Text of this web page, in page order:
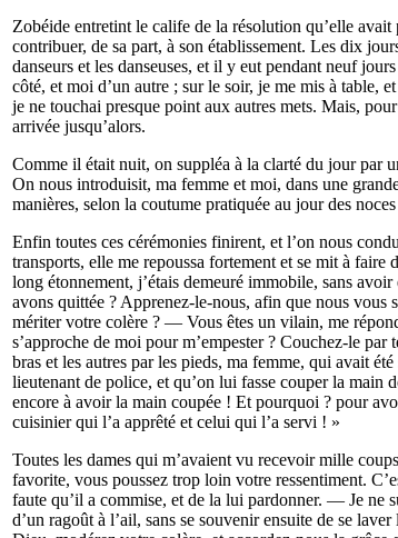
Zobéide entretint le calife de la résolution qu’elle
contribuer, de sa part, à son établissement. Les dix
danseurs et les danseuses, et il y eut pendant neuf
côté, et moi d’un autre ; sur le soir, je me mis à table,
je ne touchai presque point aux autres mets. Mais,
arrivée jusqu’alors.
Comme il était nuit, on suppléa à la clarté du jour par
On nous introduisit, ma femme et moi, dans une
manières, selon la coutume pratiquée au jour des
Enfin toutes ces cérémonies finirent, et l’on nous
transports, elle me repoussa fortement et se mit à
long étonnement, j’étais demeuré immobile, sans
avons quittée ? Apprenez-le-nous, afin que nous
mériter votre colère ? — Vous êtes un vilain, me
s’approche de moi pour m’empester ? Couchez-le
bras et les autres par les pieds, ma femme, qui avait
lieutenant de police, et qu’on lui fasse couper la main
encore à avoir la main coupée ! Et pourquoi ? pour
cuisinier qui l’a apprêté et celui qui l’a servi ! »
Toutes les dames qui m’avaient vu recevoir mille
favorite, vous poussez trop loin votre ressentiment.
faute qu’il a commise, et de la lui pardonner. — Je ne
d’un ragoût à l’ail, sans se souvenir ensuite de se